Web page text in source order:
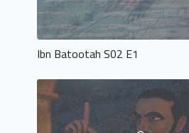
Ibn Batootah S02 E1